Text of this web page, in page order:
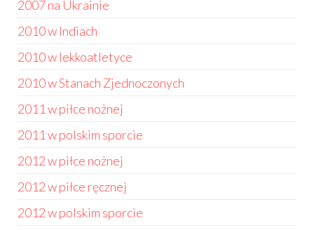
2007 na Ukrainie
2010 w Indiach
2010 w lekkoatletyce
2010 w Stanach Zjednoczonych
2011 w piłce nożnej
2011 w polskim sporcie
2012 w piłce nożnej
2012 w piłce ręcznej
2012 w polskim sporcie